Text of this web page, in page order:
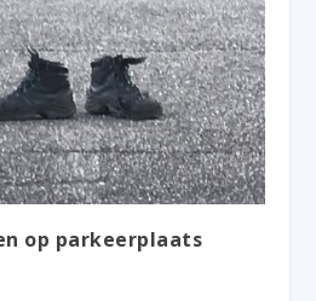
op parkeerplaats